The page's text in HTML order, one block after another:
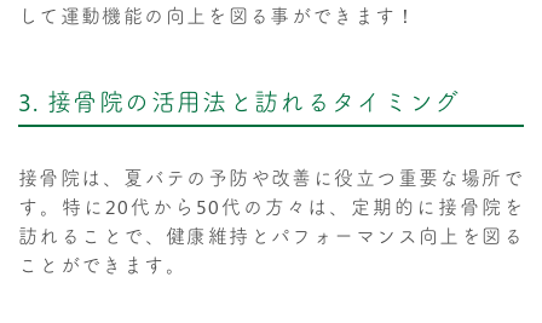
して運動機能の向上を図る事ができます！
3. 接骨院の活用法と訪れるタイミング
接骨院は、夏バテの予防や改善に役立つ重要な場所で
す。特に20代から50代の方々は、定期的に接骨院を
訪れることで、健康維持とパフォーマンス向上を図る
ことができます。